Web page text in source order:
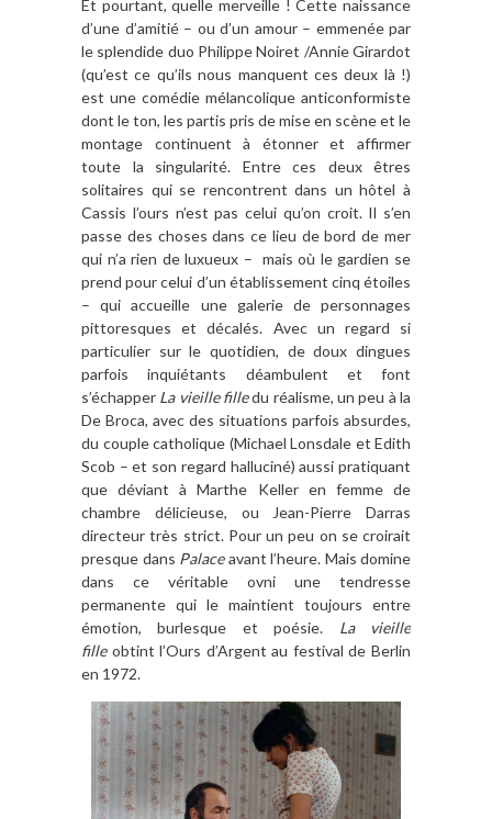
Et pourtant, quelle merveille ! Cette naissance
d’une d’amitié – ou d’un amour – emmenée par
le splendide duo Philippe Noiret /Annie Girardot
(qu’est ce qu’ils nous manquent ces deux là !)
est une comédie mélancolique anticonformiste
dont le ton, les partis pris de mise en scène et le
montage continuent à étonner et affirmer
toute la singularité. Entre ces deux êtres
solitaires qui se rencontrent dans un hôtel à
Cassis l’ours n’est pas celui qu’on croit. Il s’en
passe des choses dans ce lieu de bord de mer
qui n’a rien de luxueux – mais où le gardien se
prend pour celui d’un établissement cinq étoiles
– qui accueille une galerie de personnages
pittoresques et décalés. Avec un regard si
particulier sur le quotidien, de doux dingues
parfois inquiétants déambulent et font
s’échapper La vieille filledu réalisme, un peu à la
De Broca, avec des situations parfois absurdes,
du couple catholique (Michael Lonsdale et Edith
Scob – et son regard halluciné) aussi pratiquant
que déviant à Marthe Keller en femme de
chambre délicieuse, ou Jean-Pierre Darras
directeur très strict. Pour un peu on se croirait
presque dans Palaceavant l’heure. Mais domine
dans ce véritable ovni une tendresse
permanente qui le maintient toujours entre
émotion, burlesque et poésie. La vieille
filleobtint l’Ours d’Argent au festival de Berlin
en 1972.